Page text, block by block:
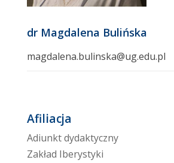
dr Magdalena Bulińska
magdalena.bulinska@ug.edu.pl
Afiliacja
Adiunkt dydaktyczny
Zakład Iberystyki